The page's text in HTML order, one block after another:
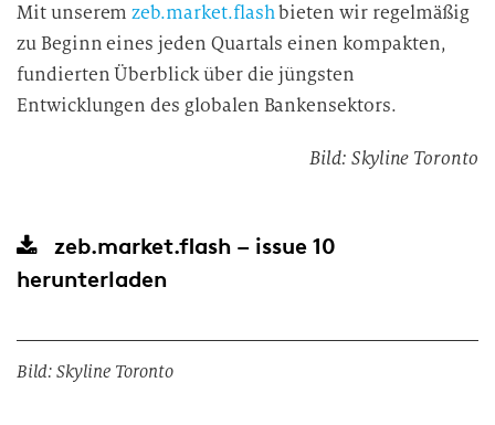
Mit unseremzeb.market.flashbieten wir regelmäßig
zu Beginn eines jeden Quartals einen kompakten,
fundierten Überblick über die jüngsten
Entwicklungen des globalen Bankensektors.
Bild: Skyline Toronto
zeb.market.flash – issue 10
herunterladen
Bild: Skyline Toronto